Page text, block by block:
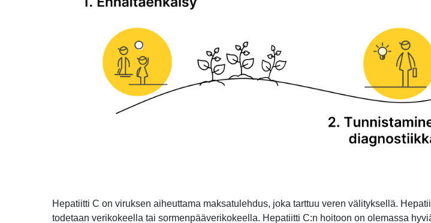
Hepatiitti C on viruksen aiheuttama maksatulehdus, joka tarttuu veren välityksellä.
todetaan verikokeella tai sormenpääverikokeella. Hepatiitti C:n hoitoon on olemassa